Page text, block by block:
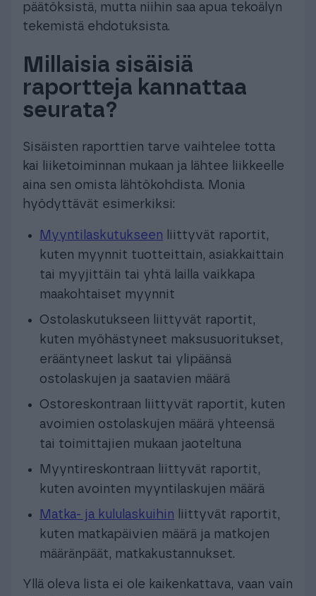
päätöksistä, mutta niihin saa apua tekoälyn
tekemistä ehdotuksista.
Millaisia sisäisiä
raportteja kannattaa
seurata?
Sisäisten raporttien tarve vaihtelee totta
kai liiketoiminnan mukaan ja lähtee liikkeelle
aina sen omista lähtökohdista. Monia
hyödyttävät esimerkiksi:
Myyntilaskutukseen liittyvät raportit,
kuten myynnit tuotteittain, asiakkaittain
tai myyjittäin tai yhtä lailla vaikkapa
maakohtaiset myynnit
Ostolaskutukseen liittyvät raportit,
kuten myöhästyneet maksusuoritukset,
erääntyneet laskut tai ylipäänsä
ostolaskujen ja saatavien määrä
Ostoreskontraan liittyvät raportit, kuten
avoimien ostolaskujen määrä yhteensä
tai toimittajien mukaan jaoteltuna
Myyntireskontraan liittyvät raportit,
kuten avointen myyntilaskujen määrä
Matka- ja kululaskuihin liittyvät raportit,
kuten matkapäivien määrä ja matkojen
määränpäät, matkakustannukset.
Yllä oleva lista ei ole kaikenkattava, vaan vain